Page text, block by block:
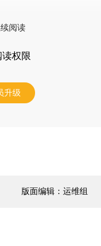
阅读
读权限
升级
版面编辑：运维组